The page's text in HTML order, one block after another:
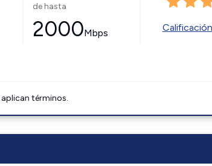
de hasta
2000Mbps
términos.